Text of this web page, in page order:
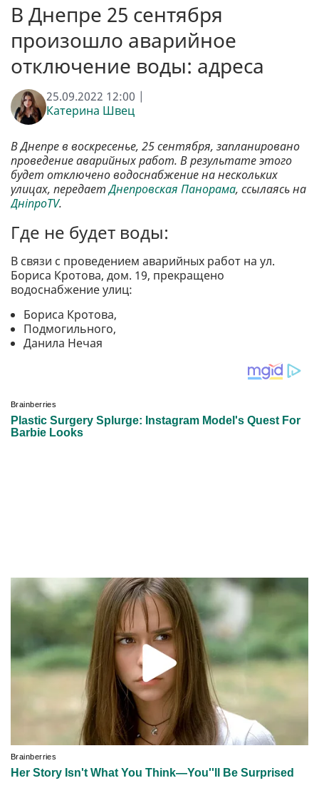
В Днепре 25 сентября
произошло аварийное
отключение воды: адреса
25.09.2022 12:00 |
Катерина Швец
В Днепре в воскресенье, 25 сентября, запланировано
проведение аварийных работ. В результате этого
будет отключено водоснабжение на нескольких
улицах, передаетДнепровская Панорама, ссылаясь на
ДніпроTV.
Где не будет воды:
В связи с проведением аварийных работ на ул.
Бориса Кротова, дом. 19, прекращено
водоснабжение улиц:
Бориса Кротова,
Подмогильного,
Данила Нечая